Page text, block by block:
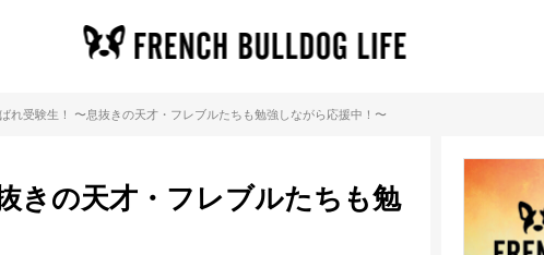
れ受験生！ 〜息抜きの天才・フレブルたちも勉強しながら応援中！〜
きの天才・フレブルたちも勉